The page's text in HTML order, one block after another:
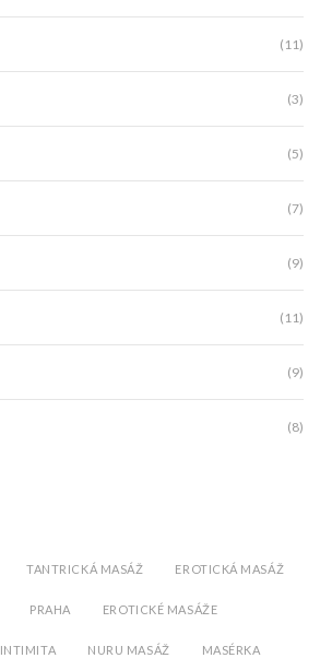
(11)
(3)
(5)
(7)
(9)
(11)
(9)
(8)
TANTRICKÁ MASÁŽ EROTICKÁ MASÁŽ
PRAHA EROTICKÉ MASÁŽE
INTIMITA NURU MASÁŽ MASÉRKA